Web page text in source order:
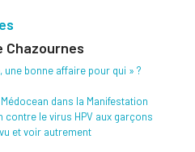
Chazournes
bonne affaire pour qui » ?
dans la Manifestation
contre le virus HPV aux garçons
et voir autrement